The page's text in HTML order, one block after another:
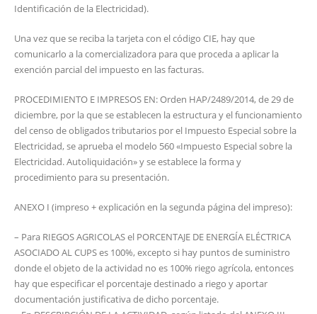
Identificación de la Electricidad).
Una vez que se reciba la tarjeta con el código CIE, hay que
comunicarlo a la comercializadora para que proceda a aplicar la
exención parcial del impuesto en las facturas.
PROCEDIMIENTO E IMPRESOS EN: Orden HAP/2489/2014, de 29 de
diciembre, por la que se establecen la estructura y el funcionamiento
del censo de obligados tributarios por el Impuesto Especial sobre la
Electricidad, se aprueba el modelo 560 «Impuesto Especial sobre la
Electricidad. Autoliquidación» y se establece la forma y
procedimiento para su presentación.
ANEXO I (impreso + explicación en la segunda página del impreso):
– Para RIEGOS AGRICOLAS el PORCENTAJE DE ENERGÍA ELÉCTRICA
ASOCIADO AL CUPS es 100%, excepto si hay puntos de suministro
donde el objeto de la actividad no es 100% riego agrícola, entonces
hay que especificar el porcentaje destinado a riego y aportar
documentación justificativa de dicho porcentaje.